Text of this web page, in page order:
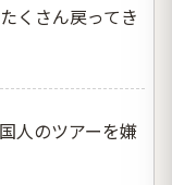
くさん戻ってき
人のツアーを嫌